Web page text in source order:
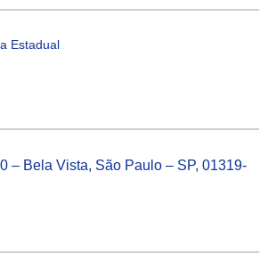
Estadual
– Bela Vista, São Paulo – SP, 01319-